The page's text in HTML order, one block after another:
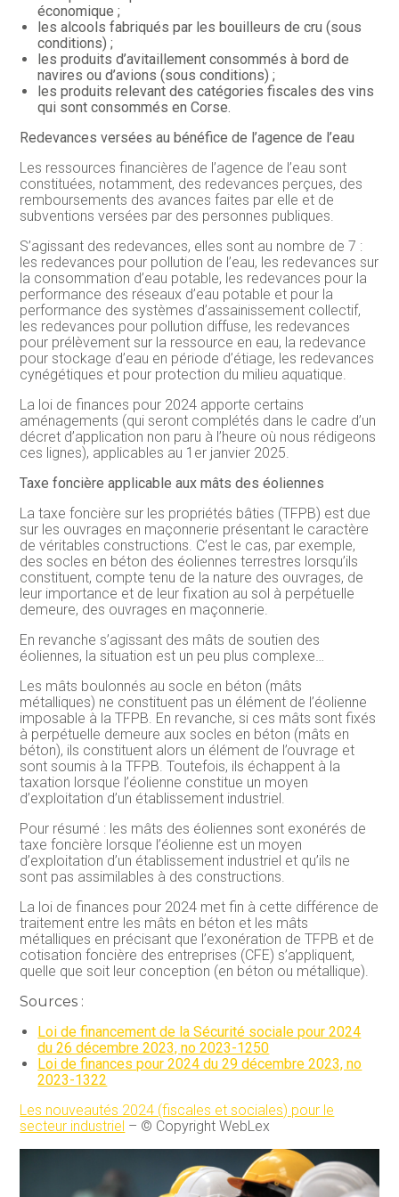
économique ;
les alcools fabriqués par les bouilleurs de cru (sous
conditions) ;
les produits d’avitaillement consommés à bord de
navires ou d’avions (sous conditions) ;
les produits relevant des catégories fiscales des vins
qui sont consommés en Corse.
Redevances versées au bénéfice de l’agence de l’eau
Les ressources financières de l’agence de l’eau sont
constituées, notamment, des redevances perçues, des
remboursements des avances faites par elle et de
subventions versées par des personnes publiques.
S’agissant des redevances, elles sont au nombre de 7 :
les redevances pour pollution de l’eau, les redevances sur
la consommation d’eau potable, les redevances pour la
performance des réseaux d’eau potable et pour la
performance des systèmes d’assainissement collectif,
les redevances pour pollution diffuse, les redevances
pour prélèvement sur la ressource en eau, la redevance
pour stockage d’eau en période d’étiage, les redevances
cynégétiques et pour protection du milieu aquatique.
La loi de finances pour 2024 apporte certains
aménagements (qui seront complétés dans le cadre d’un
décret d’application non paru à l’heure où nous rédigeons
ces lignes), applicables au 1er janvier 2025.
Taxe foncière applicable aux mâts des éoliennes
La taxe foncière sur les propriétés bâties (TFPB) est due
sur les ouvrages en maçonnerie présentant le caractère
de véritables constructions. C’est le cas, par exemple,
des socles en béton des éoliennes terrestres lorsqu’ils
constituent, compte tenu de la nature des ouvrages, de
leur importance et de leur fixation au sol à perpétuelle
demeure, des ouvrages en maçonnerie.
En revanche s’agissant des mâts de soutien des
éoliennes, la situation est un peu plus complexe…
Les mâts boulonnés au socle en béton (mâts
métalliques) ne constituent pas un élément de l’éolienne
imposable à la TFPB. En revanche, si ces mâts sont fixés
à perpétuelle demeure aux socles en béton (mâts en
béton), ils constituent alors un élément de l’ouvrage et
sont soumis à la TFPB. Toutefois, ils échappent à la
taxation lorsque l’éolienne constitue un moyen
d’exploitation d’un établissement industriel.
Pour résumé : les mâts des éoliennes sont exonérés de
taxe foncière lorsque l’éolienne est un moyen
d’exploitation d’un établissement industriel et qu’ils ne
sont pas assimilables à des constructions.
La loi de finances pour 2024 met fin à cette différence de
traitement entre les mâts en béton et les mâts
métalliques en précisant que l’exonération de TFPB et de
cotisation foncière des entreprises (CFE) s’appliquent,
quelle que soit leur conception (en béton ou métallique).
Sources :
Loi de financement de la Sécurité sociale pour 2024
du 26 décembre 2023, no 2023-1250
Loi de finances pour 2024 du 29 décembre 2023, no
2023-1322
Les nouveautés 2024 (fiscales et sociales) pour le
secteur industriel – © Copyright WebLex